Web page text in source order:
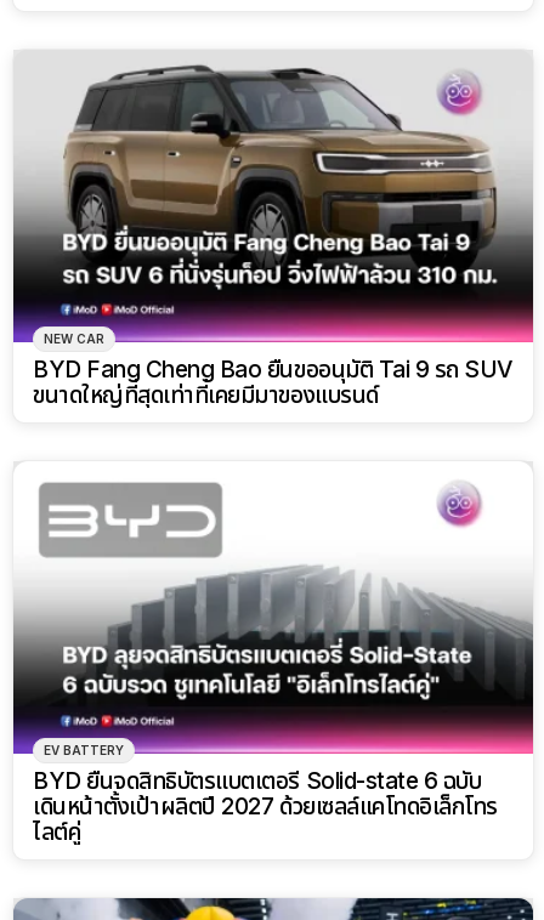
NEW CAR
BYD Fang Cheng Bao ยื่นขออนุมัติ Tai 9 รถ SUV
ขนาดใหญ่ที่สุดเท่าที่เคยมีมาของแบรนด์
EV BATTERY
BYD ยื่นจดสิทธิบัตรแบตเตอรี่ Solid-state 6 ฉบับ
เดินหน้าตั้งเป้าผลิตปี 2027 ด้วยเซลล์แคโทดอิเล็กโทร
ไลต์คู่